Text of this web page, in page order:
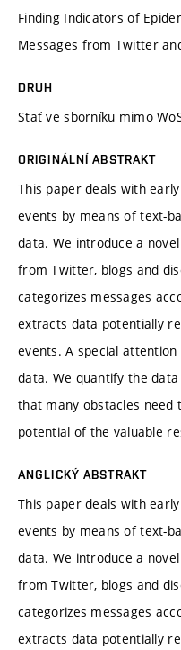
Finding Indicators of
Messages from Twitter
DRUH
Stať ve sborníku mimo
ORIGINÁLNÍ ABSTRAKT
This paper deals with
events by means of text-
data. We introduce a
from Twitter, blogs and
categorizes messages
extracts data potentially
events. A special
data. We quantify the
that many obstacles need
potential of the valuable
ANGLICKÝ ABSTRAKT
This paper deals with
events by means of text-
data. We introduce a
from Twitter, blogs and
categorizes messages
extracts data potentially